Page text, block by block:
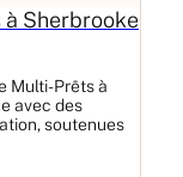
Sherbrooke
Multi-Prêts à
avec des
soutenues